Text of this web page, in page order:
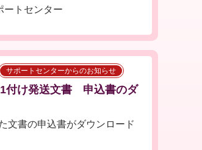
ートセンター
サポートセンターからのお知らせ
付け発送文書 申込書のダ
文書の申込書がダウンロード